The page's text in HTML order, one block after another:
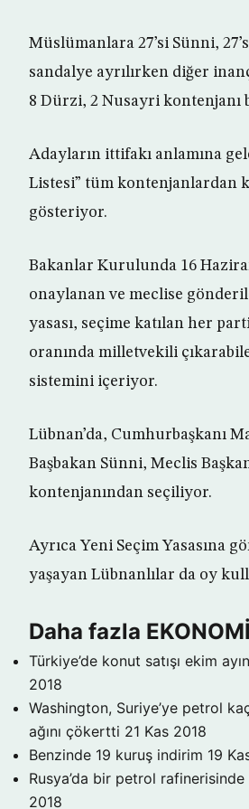
Müslümanlara 27’si Sünni,
sandalye ayrılırken diğer
8 Dürzi, 2 Nusayri kontenjanı
Adayların ittifakı anlamına
Listesi” tüm kontenjanlardan
gösteriyor.
Bakanlar Kurulunda 16
onaylanan ve meclise
yasası, seçime katılan her
oranında milletvekili
sistemini içeriyor.
Lübnan’da, Cumhurbaşkanı
Başbakan Sünni, Meclis
kontenjanından seçiliyor.
Ayrıca Yeni Seçim Yasasına
yaşayan Lübnanlılar da oy
Daha fazla EKONOMİ
Türkiye’de konut satışı ekim
2018
Washington, Suriye’ye petrol
ağını çökertti 21 Kas 2018
Benzinde 19 kuruş indirim 19
Rusya’da bir petrol rafinerisinde
2018